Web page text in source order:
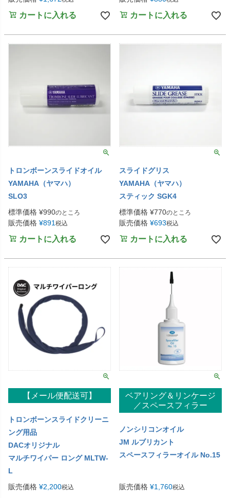
カートに入れる カートに入れる
トロンボーンスライドオイル
YAMAHA（ヤマハ）
SLO3
標準価格 ¥990のところ
販売価格 ¥891税込
カートに入れる
スライドグリス
YAMAHA（ヤマハ）
スティック SGK4
標準価格 ¥770のところ
販売価格 ¥693税込
カートに入れる
【メール便配送可】
トロンボーンスライドクリーニ
ング用品
DACオリジナル
マルチワイパー ロング MLTW-
L
販売価格 ¥2,200税込
ベアリング＆リンケージ
／スペースフィラー
ノンシリコンオイル
JM ルブリカント
スペースフィラーオイル No.15
販売価格 ¥1,760税込